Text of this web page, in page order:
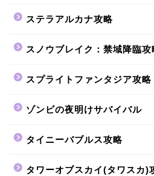
ステラアルカナ攻略
スノウブレイク：禁域降臨攻
スプライトファンタジア攻略
ゾンビの夜明けサバイバル
タイニーバブルス攻略
タワーオブスカイ(タワスカ)